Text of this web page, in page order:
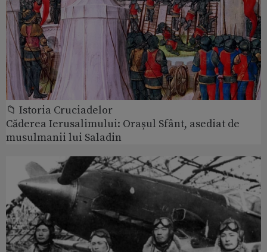
📁 Istoria Cruciadelor
Căderea Ierusalimului: Orașul Sfânt, asediat de
musulmanii lui Saladin